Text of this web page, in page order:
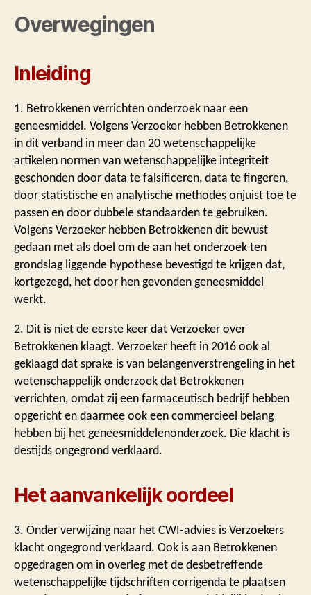
Overwegingen
Inleiding
1. Betrokkenen verrichten onderzoek naar een
geneesmiddel. Volgens Verzoeker hebben Betrokkenen
in dit verband in meer dan 20 wetenschappelijke
artikelen normen van wetenschappelijke integriteit
geschonden door data te falsificeren, data te fingeren,
door statistische en analytische methodes onjuist toe te
passen en door dubbele standaarden te gebruiken.
Volgens Verzoeker hebben Betrokkenen dit bewust
gedaan met als doel om de aan het onderzoek ten
grondslag liggende hypothese bevestigd te krijgen dat,
kortgezegd, het door hen gevonden geneesmiddel
werkt.
2. Dit is niet de eerste keer dat Verzoeker over
Betrokkenen klaagt. Verzoeker heeft in 2016 ook al
geklaagd dat sprake is van belangenverstrengeling in het
wetenschappelijk onderzoek dat Betrokkenen
verrichten, omdat zij een farmaceutisch bedrijf hebben
opgericht en daarmee ook een commercieel belang
hebben bij het geneesmiddelenonderzoek. Die klacht is
destijds ongegrond verklaard.
Het aanvankelijk oordeel
3. Onder verwijzing naar het CWI-advies is Verzoekers
klacht ongegrond verklaard. Ook is aan Betrokkenen
opgedragen om in overleg met de desbetreffende
wetenschappelijke tijdschriften corrigenda te plaatsen